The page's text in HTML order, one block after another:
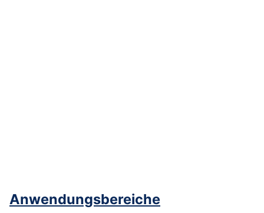
Anwendungsbereiche